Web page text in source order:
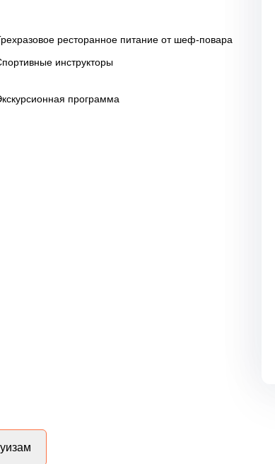
ресторанное питание от шеф-повара
инструкторы
программа